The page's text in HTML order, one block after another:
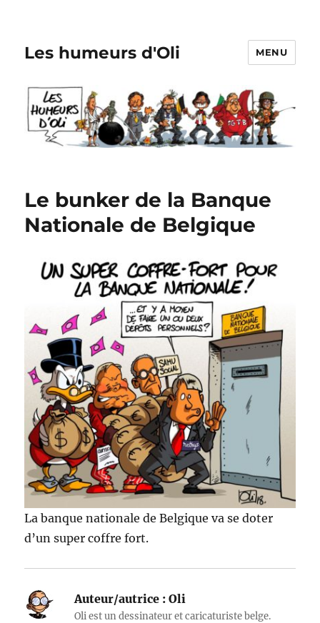
Les humeurs d'Oli MENU
Le bunker de la Banque
Nationale de Belgique
La banque nationale de Belgique va se doter
d’un super coffre fort.
Auteur/autrice : Oli
Oli est un dessinateur et caricaturiste belge.